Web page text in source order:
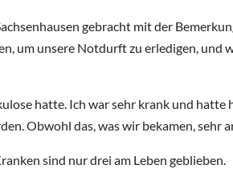
gebracht mit der
um unsere Notdurft zu erledigen, und
hatte. Ich war sehr krank und hatte
Obwohl das, was wir bekamen, sehr
sind nur drei am Leben geblieben.